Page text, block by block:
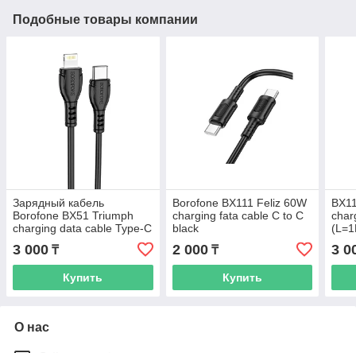
Подобные товары компании
Зарядный кабель
Borofone BX51 Triumph
charging data cable Type-C
to Lighting black
3 000 ₸
Купить
Borofone BX111 Feliz 60W
charging fata cable C to C
black
2 000₸
Купить
3
О нас